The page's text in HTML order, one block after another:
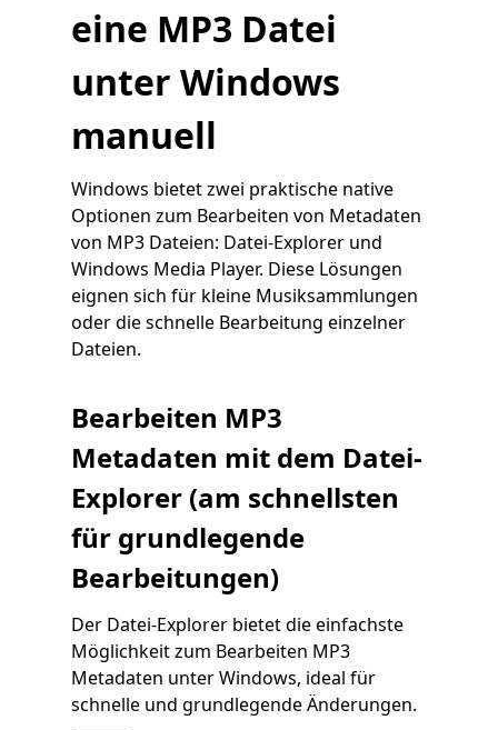
eine MP3 Datei
unter Windows
manuell
Windows bietet zwei praktische native
Optionen zum Bearbeiten von Metadaten
von MP3 Dateien: Datei-Explorer und
Windows Media Player. Diese Lösungen
eignen sich für kleine Musiksammlungen
oder die schnelle Bearbeitung einzelner
Dateien.
Bearbeiten MP3
Metadaten mit dem Datei-
Explorer (am schnellsten
für grundlegende
Bearbeitungen)
Der Datei-Explorer bietet die einfachste
Möglichkeit zum Bearbeiten MP3
Metadaten unter Windows, ideal für
schnelle und grundlegende Änderungen.